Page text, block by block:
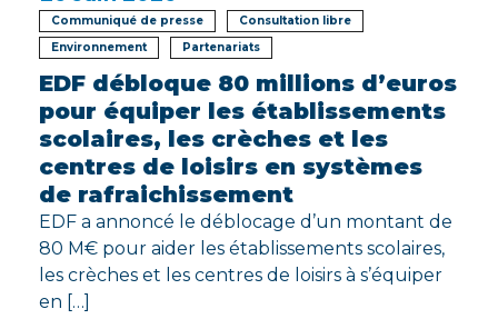
Communiqué de presse
Consultation libre
Environnement
Partenariats
EDF débloque 80 millions d’euros
pour équiper les établissements
scolaires, les crèches et les
centres de loisirs en systèmes
de rafraichissement
EDF a annoncé le déblocage d’un montant de
80 M€ pour aider les établissements scolaires,
les crèches et les centres de loisirs à s’équiper
en […]